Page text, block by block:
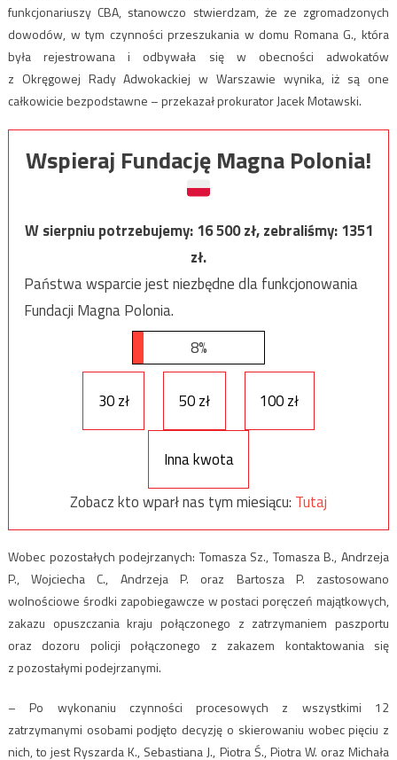
funkcjonariuszy CBA, stanowczo stwierdzam, że ze zgromadzonych
dowodów, w tym czynności przeszukania w domu Romana G., która
była rejestrowana i odbywała się w obecności adwokatów
z Okręgowej Rady Adwokackiej w Warszawie wynika, iż są one
całkowicie bezpodstawne – przekazał prokurator Jacek Motawski.
Wspieraj Fundację Magna Polonia!
W sierpniu potrzebujemy:16 500zł, zebraliśmy:1351
zł.
Państwa wsparcie jest niezbędne dla funkcjonowania
Fundacji Magna Polonia.
8%
30 zł 50 zł 100 zł
Inna kwota
Zobacz kto wparł nas tym miesiącu: Tutaj
Wobec pozostałych podejrzanych: Tomasza Sz., Tomasza B., Andrzeja
P., Wojciecha C., Andrzeja P. oraz Bartosza P. zastosowano
wolnościowe środki zapobiegawcze w postaci poręczeń majątkowych,
zakazu opuszczania kraju połączonego z zatrzymaniem paszportu
oraz dozoru policji połączonego z zakazem kontaktowania się
z pozostałymi podejrzanymi.
– Po wykonaniu czynności procesowych z wszystkimi 12
zatrzymanymi osobami podjęto decyzję o skierowaniu wobec pięciu z
nich, to jest Ryszarda K., Sebastiana J., Piotra Ś., Piotra W. oraz Michała